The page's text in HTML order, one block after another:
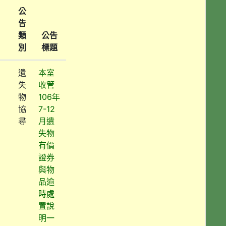
公
告
類
別
公告
標題
遺
失
物
協
尋
本室
收管
106年
7-12
月遺
失物
有價
證券
與物
品逾
時處
置說
明一